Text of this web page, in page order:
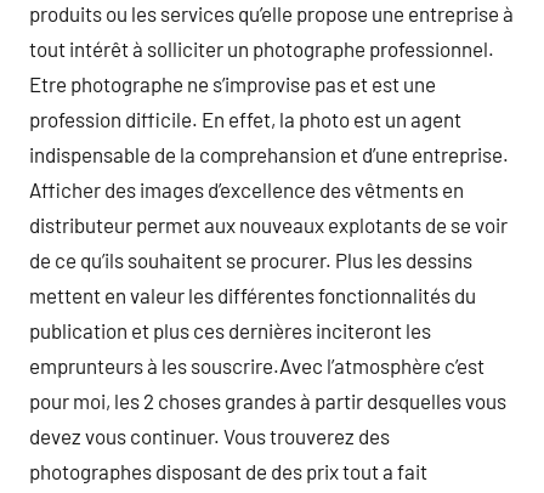
produits ou les services qu’elle propose une entreprise à
tout intérêt à solliciter un photographe professionnel.
Etre photographe ne s’improvise pas et est une
profession difficile. En effet, la photo est un agent
indispensable de la comprehansion et d’une entreprise.
Afficher des images d’excellence des vêtments en
distributeur permet aux nouveaux explotants de se voir
de ce qu’ils souhaitent se procurer. Plus les dessins
mettent en valeur les différentes fonctionnalités du
publication et plus ces dernières inciteront les
emprunteurs à les souscrire.Avec l’atmosphère c’est
pour moi, les 2 choses grandes à partir desquelles vous
devez vous continuer. Vous trouverez des
photographes disposant de des prix tout a fait